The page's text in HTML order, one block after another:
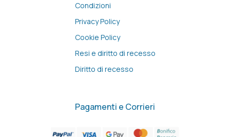
Condizioni
Privacy Policy
Cookie Policy
Resi e diritto di recesso
Diritto di recesso
Pagamenti e Corrieri